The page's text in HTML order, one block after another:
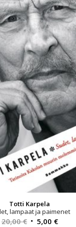
Totti Karpela
lampaat ja paimenet
20,00€ Alkuperäinen
5,00 €